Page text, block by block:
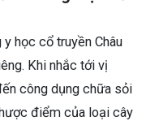
học cổ truyền Châu
Khi nhắc tới vị
công dụng chữa sỏi
điểm của loại cây